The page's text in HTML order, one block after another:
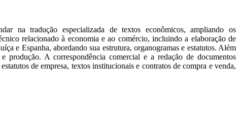
na tradução especializada de textos econômicos, ampliando os
relacionado à economia e ao comércio, incluindo a elaboração de
e Espanha, abordando sua estrutura, organogramas e estatutos. Além
produção. A correspondência comercial e a redação de documentos
de empresa, textos institucionais e contratos de compra e venda,